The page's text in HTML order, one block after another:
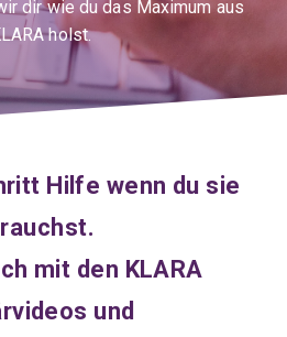
dir wie du das Maximum aus
holst.
Hilfe wenn du sie
mit den KLARA
und